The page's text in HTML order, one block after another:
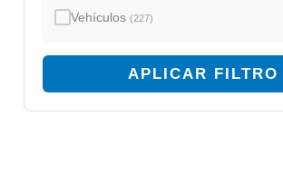
Vehículos(227)
APLICAR FILTRO